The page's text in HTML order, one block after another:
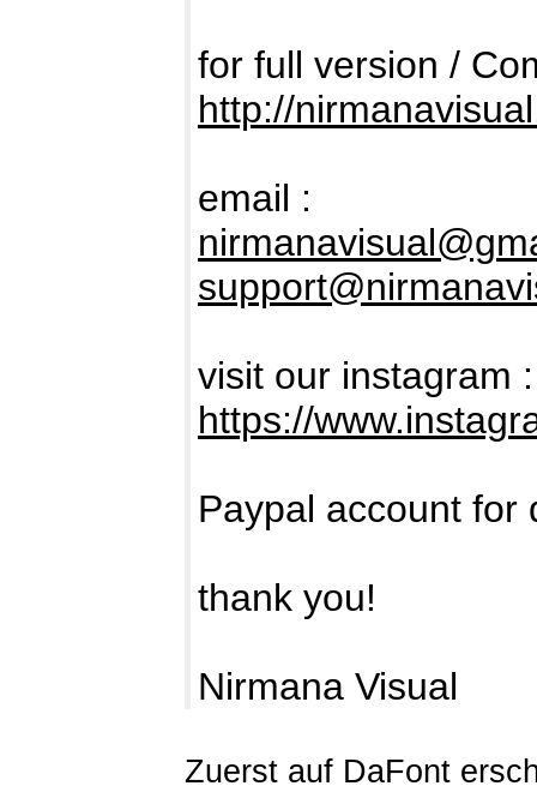
for full version /
http://
email :
visit our instagram :
https://
Paypal account
thank you!
Nirmana Visual
Zuerst auf DaFont